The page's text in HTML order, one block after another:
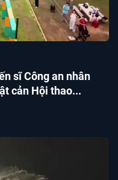
sĩ Công an nhân
cản Hội thao...